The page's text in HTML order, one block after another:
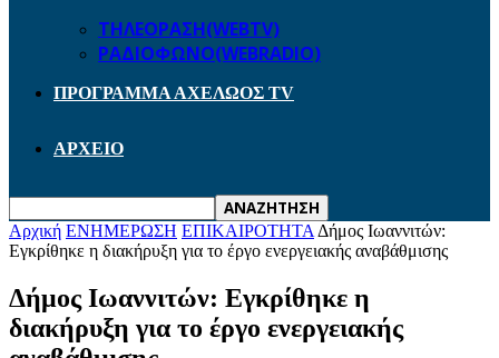
ΤΗΛΕΟΡΑΣΗ(WEBTV)
ΡΑΔΙΟΦΩΝΟ(WEBRADIO)
ΠΡΟΓΡΑΜΜΑ ΑΧΕΛΩΟΣ TV
ΑΡΧΕΙΟ
Αρχική ΕΝΗΜΕΡΩΣΗ ΕΠΙΚΑΙΡΟΤΗΤΑ Δήμος Ιωαννιτών:
Εγκρίθηκε η διακήρυξη για το έργο ενεργειακής αναβάθμισης
Δήμος Ιωαννιτών: Εγκρίθηκε η
διακήρυξη για το έργο ενεργειακής